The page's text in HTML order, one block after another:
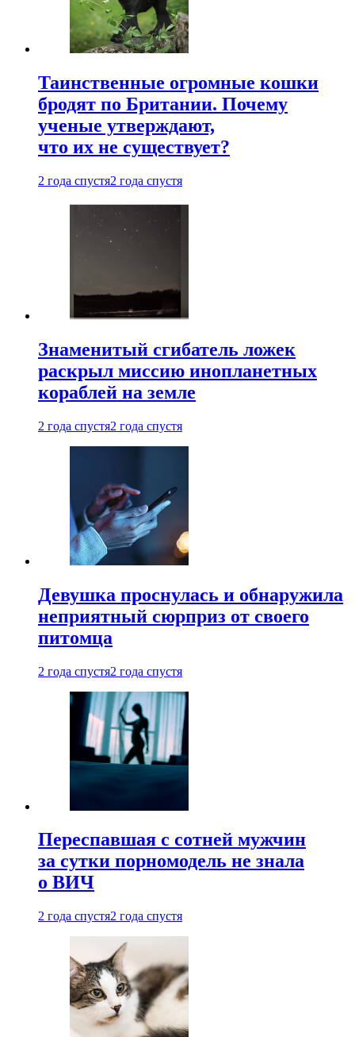
Таинственные огромные кошки
бродят по Британии. Почему
ученые утверждают,
что их не существует?
2 года спустя2 года спустя
Знаменитый сгибатель ложек
раскрыл миссию инопланетных
кораблей на земле
2 года спустя2 года спустя
Девушка проснулась и обнаружила
неприятный сюрприз от своего
питомца
2 года спустя2 года спустя
Переспавшая с сотней мужчин
за сутки порномодель не знала
о ВИЧ
2 года спустя2 года спустя